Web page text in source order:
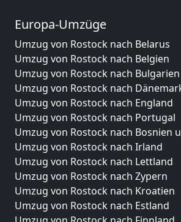
Europa-Umzüge
Umzug von Rostock nach Belarus
Umzug von Rostock nach Belgien
Umzug von Rostock nach Bulgarien
Umzug von Rostock nach
Umzug von Rostock nach England
Umzug von Rostock nach Portugal
Umzug von Rostock nach Bosnien
Umzug von Rostock nach Irland
Umzug von Rostock nach Lettland
Umzug von Rostock nach Zypern
Umzug von Rostock nach Kroatien
Umzug von Rostock nach Estland